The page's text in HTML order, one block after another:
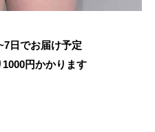
日でお届け予定
1000円かかります